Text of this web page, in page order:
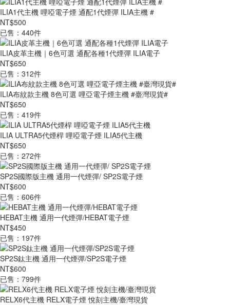
ILIA1代主機 哩啞電子煙 通配1代煙彈 ILIA主機 #
NT$500
已售：440件
ILIA皮革主機｜6色可選 通配各種1代煙彈 ILIA電子
NT$650
已售：312件
ILIA布紋款主機 8色可選 哩亞電子煙主機 #臺灣現貨#
NT$650
已售：419件
ILIA ULTRA5代煙桿 哩啞電子煙 ILIA5代主機
NT$650
已售：272件
SP2S國際版主機 通用一代煙彈/ SP2S電子煙
NT$600
已售：606件
HEBAT主機 通用一代煙彈/HEBAT電子煙
NT$450
已售：197件
SP2S鈦主機 通用一代煙彈/SP2S電子煙
NT$600
已售：799件
RELX6代主機 RELX電子煙 悅刻主機/臺灣現貨